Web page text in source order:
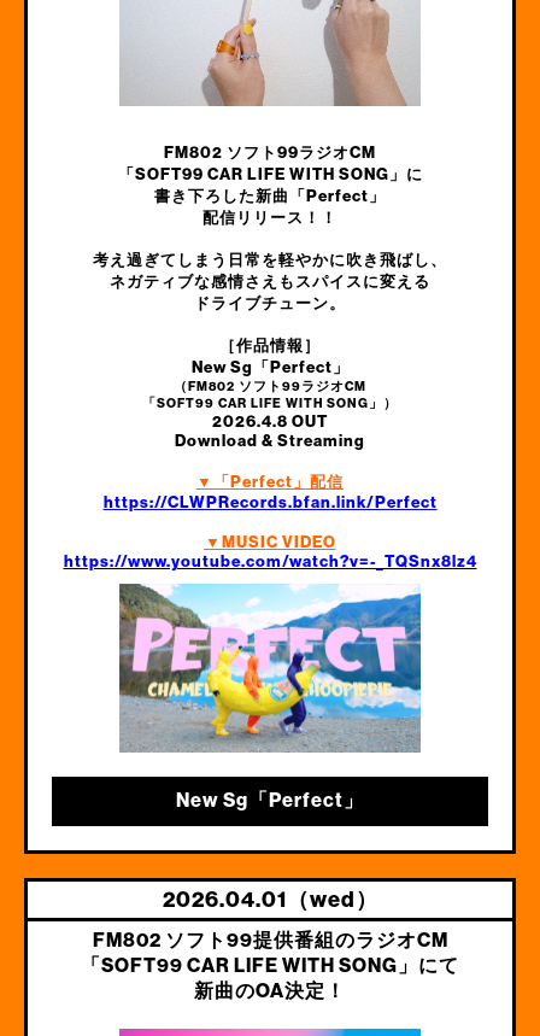
FM802 ソフト99ラジオCM
「SOFT99 CAR LIFE WITH SONG」に
書き下ろした新曲「Perfect」
配信リリース！！
考え過ぎてしまう日常を軽やかに吹き飛ばし、
ネガティブな感情さえもスパイスに変える
ドライブチューン。
［作品情報］
New Sg「Perfect」
（FM802 ソフト99ラジオCM
「SOFT99 CAR LIFE WITH SONG」）
2026.4.8 OUT
Download & Streaming
▼「Perfect」配信
https://CLWPRecords.bfan.link/Perfect
▼MUSIC VIDEO
https://www.youtube.com/watch?v=-_TQSnx8lz4
New Sg「Perfect」
2026.04.01（wed）
FM802 ソフト99提供番組のラジオCM
「SOFT99 CAR LIFE WITH SONG」にて
新曲のOA決定！